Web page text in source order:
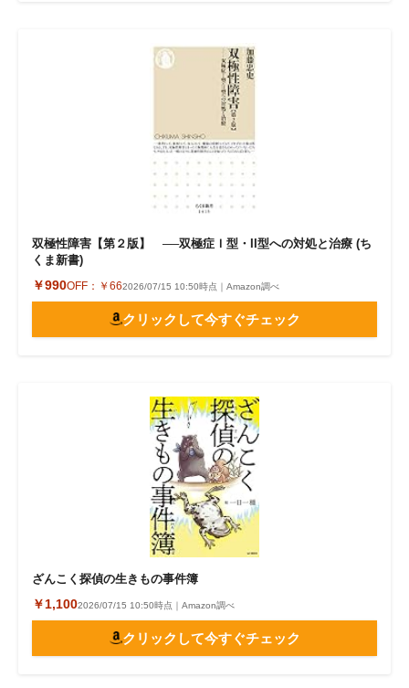
双極性障害【第２版】 ──双極症Ｉ型・II型への対処と治療 (ち
くま新書)
￥990OFF： ￥662026/07/15 10:50時点｜Amazon調べ
クリックして今すぐチェック
ざんこく探偵の生きもの事件簿
￥1,1002026/07/15 10:50時点｜Amazon調べ
クリックして今すぐチェック